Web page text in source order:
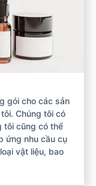
gói cho các sản
Chúng tôi có
tôi cũng có thể
ứng nhu cầu cụ
vật liệu, bao